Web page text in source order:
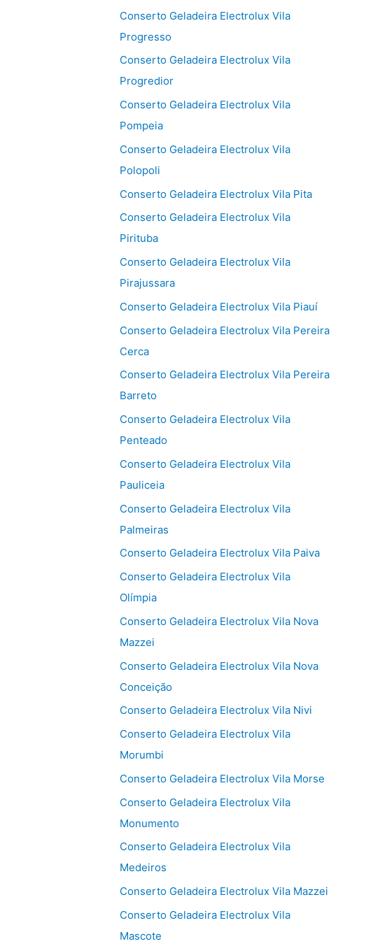
Conserto Geladeira Electrolux Vila
Progresso
Conserto Geladeira Electrolux Vila
Progredior
Conserto Geladeira Electrolux Vila
Pompeia
Conserto Geladeira Electrolux Vila
Polopoli
Conserto Geladeira Electrolux Vila Pita
Conserto Geladeira Electrolux Vila
Pirituba
Conserto Geladeira Electrolux Vila
Pirajussara
Conserto Geladeira Electrolux Vila Piauí
Conserto Geladeira Electrolux Vila Pereira
Cerca
Conserto Geladeira Electrolux Vila Pereira
Barreto
Conserto Geladeira Electrolux Vila
Penteado
Conserto Geladeira Electrolux Vila
Pauliceia
Conserto Geladeira Electrolux Vila
Palmeiras
Conserto Geladeira Electrolux Vila Paiva
Conserto Geladeira Electrolux Vila
Olímpia
Conserto Geladeira Electrolux Vila Nova
Mazzei
Conserto Geladeira Electrolux Vila Nova
Conceição
Conserto Geladeira Electrolux Vila Nivi
Conserto Geladeira Electrolux Vila
Morumbi
Conserto Geladeira Electrolux Vila Morse
Conserto Geladeira Electrolux Vila
Monumento
Conserto Geladeira Electrolux Vila
Medeiros
Conserto Geladeira Electrolux Vila Mazzei
Conserto Geladeira Electrolux Vila
Mascote